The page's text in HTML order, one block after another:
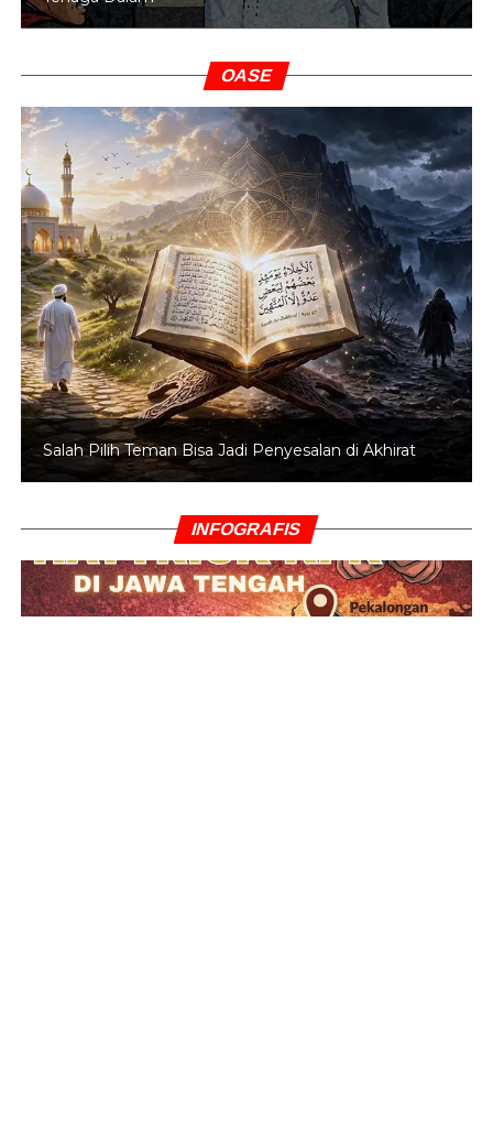
OASE
Salah Pilih Teman Bisa Jadi Penyesalan di Akhirat
INFOGRAFIS